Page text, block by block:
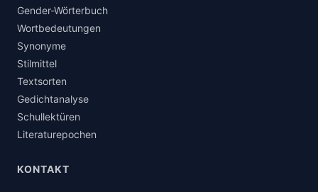
Gender-Wörterbuch
Wortbedeutungen
Synonyme
Stilmittel
Textsorten
Gedichtanalyse
Schullektüren
Literaturepochen
KONTAKT